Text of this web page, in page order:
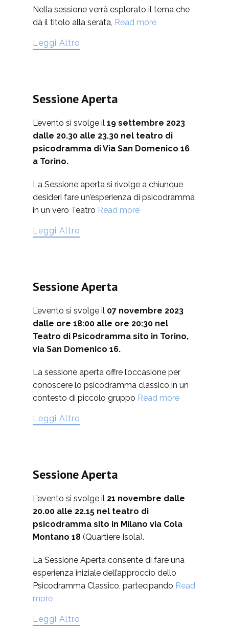
Nella sessione verrà esplorato il tema che
dà il titolo alla serata, Read more
Leggi Altro
Sessione Aperta
L’evento si svolge il 19 settembre 2023
dalle 20.30 alle 23.30 nel teatro di
psicodramma di Via San Domenico 16
a Torino.
La Sessione aperta si rivolge a chiunque
desideri fare un’esperienza di psicodramma
in un vero Teatro Read more
Leggi Altro
Sessione Aperta
L’evento si svolge il 07 novembre 2023
dalle ore 18:00 alle ore 20:30 nel
Teatro di Psicodramma sito in Torino,
via San Domenico 16.
La sessione aperta offre l’occasione per
conoscere lo psicodramma classico.In un
contesto di piccolo gruppo Read more
Leggi Altro
Sessione Aperta
L’evento si svolge il 21 novembre dalle
20.00 alle 22.15 nel teatro di
psicodramma sito in Milano via Cola
Montano 18 (Quartiere Isola).
La Sessione Aperta consente di fare una
esperienza iniziale dell’approccio dello
Psicodramma Classico, partecipando Read
more
Leggi Altro